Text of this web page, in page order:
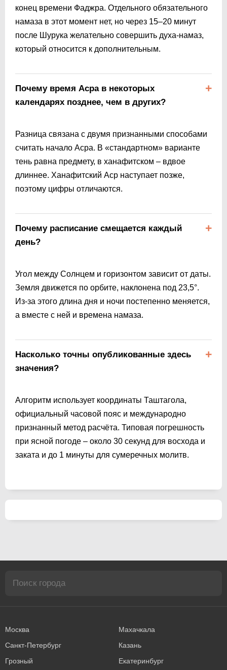
конец времени Фаджра. Отдельного обязательного
намаза в этот момент нет, но через 15–20 минут
после Шурука желательно совершить духа-намаз,
который относится к дополнительным.
Почему время Асра в некоторых
календарях позднее, чем в других?
Разница связана с двумя признанными способами
считать начало Асра. В «стандартном» варианте
тень равна предмету, в ханафитском – вдвое
длиннее. Ханафитский Аср наступает позже,
поэтому цифры отличаются.
Почему расписание смещается каждый
день?
Угол между Солнцем и горизонтом зависит от даты.
Земля движется по орбите, наклонена под 23,5°.
Из-за этого длина дня и ночи постепенно меняется,
а вместе с ней и времена намаза.
Насколько точны опубликованные здесь
значения?
Алгоритм использует координаты Таштагола,
официальный часовой пояс и международно
признанный метод расчёта. Типовая погрешность
при ясной погоде – около 30 секунд для восхода и
заката и до 1 минуты для сумеречных молитв.
Москва
Махачкала
Санкт-Петербург
Казань
Грозный
Екатеринбург